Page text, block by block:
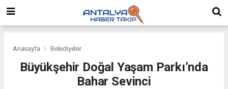
Anasayfa Belediyeler
Büyükşehir Doğal Yaşam Parkı’nda
Bahar Sevinci